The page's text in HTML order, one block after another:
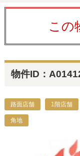
この
物件ID：
路面店舗 1階店舗
角地